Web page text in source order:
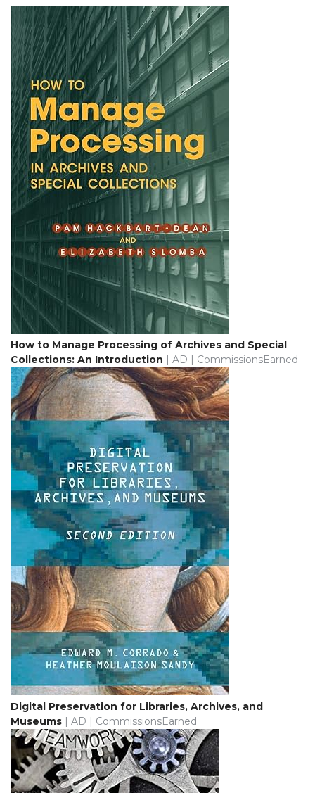
How to Manage Processing of Archives and Special
Collections: An Introduction | AD | CommissionsEarned
Digital Preservation for Libraries, Archives, and
Museums | AD | CommissionsEarned